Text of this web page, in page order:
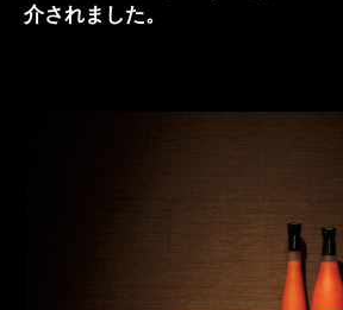
介されました。